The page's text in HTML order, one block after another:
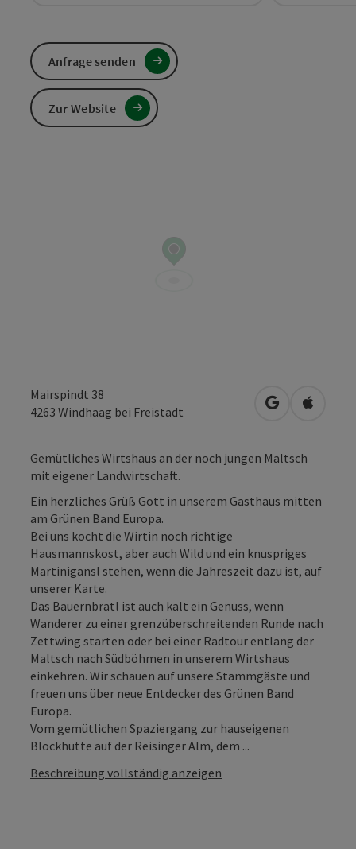
Mairspindt 38
4263 Windhaag bei Freistadt in Google
in
Gemütliches Wirtshaus an der noch jungen Maltsch
mit eigener Landwirtschaft.
Ein herzliches Grüß Gott in unserem Gasthaus mitten
am Grünen Band Europa.
Bei uns kocht die Wirtin noch richtige
Hausmannskost, aber auch Wild und ein knuspriges
Martinigansl stehen, wenn die Jahreszeit dazu ist, auf
unserer Karte.
Das Bauernbratl ist auch kalt ein Genuss, wenn
Wanderer zu einer grenzüberschreitenden Runde nach
Zettwing starten oder bei einer Radtour entlang der
Maltsch nach Südböhmen in unserem Wirtshaus
einkehren. Wir schauen auf unsere Stammgäste und
freuen uns über neue Entdecker des Grünen Band
Europa.
Vom gemütlichen Spaziergang zur hauseigenen
Blockhütte auf der Reisinger Alm, dem ...
Beschreibung vollständig anzeigen
Anfrage senden
Zur Website